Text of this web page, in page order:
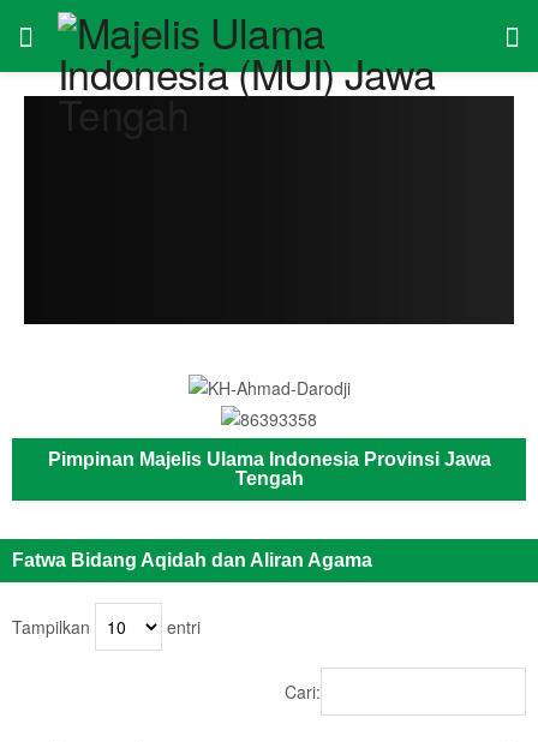
Pimpinan Majelis Ulama Indonesia Provinsi Jawa
Tengah
Fatwa Bidang Aqidah dan Aliran Agama
Tampilkan entri
Cari: